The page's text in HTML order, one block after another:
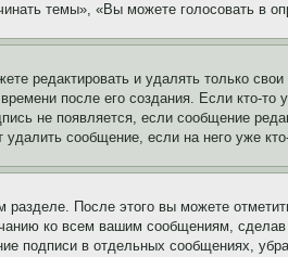
темы», «Вы можете голосовать в
редактировать и удалять только
после его создания. Если кто-
не появляется, если сообщение
сообщение, если на него уже
После этого вы можете
ко всем вашим сообщениям,
подписи в отдельных сообщениях,